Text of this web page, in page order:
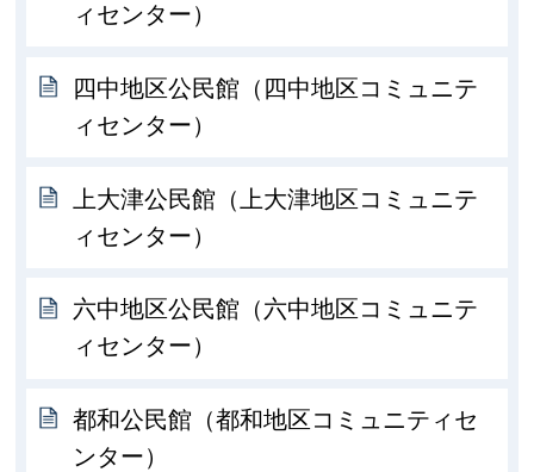
ィセンター）
四中地区公民館（四中地区コミュニテ
ィセンター）
上大津公民館（上大津地区コミュニテ
ィセンター）
六中地区公民館（六中地区コミュニテ
ィセンター）
都和公民館（都和地区コミュニティセ
ンター）